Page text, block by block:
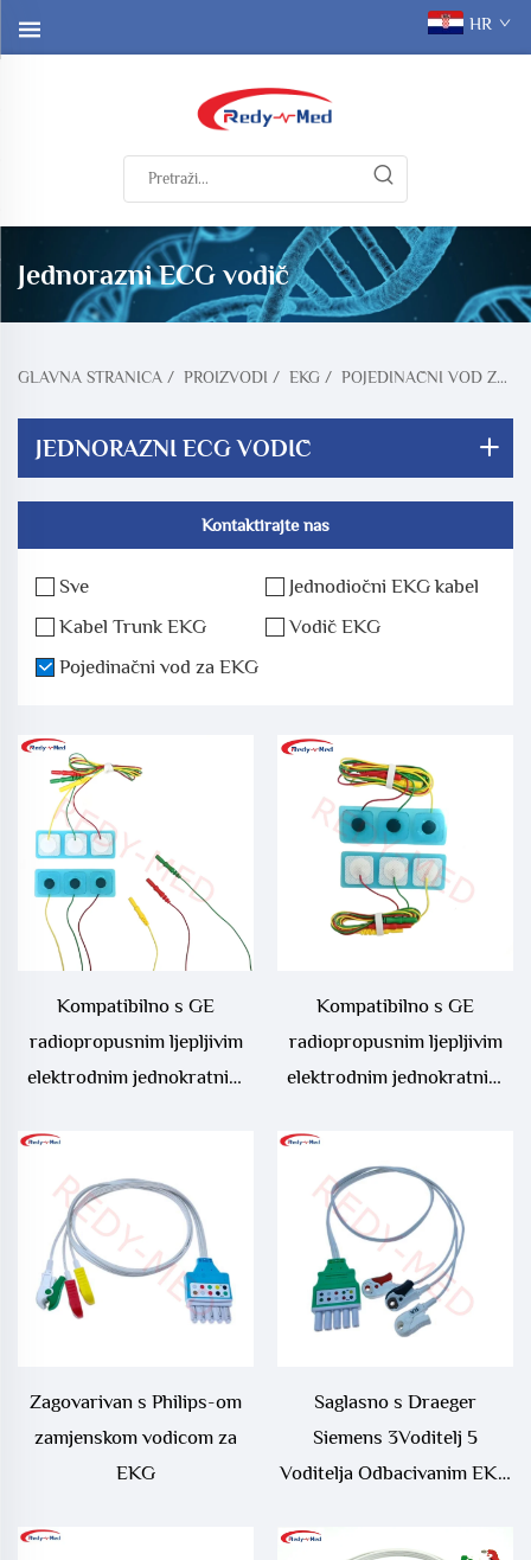
HR
Jednorazni ECG vodič
GLAVNA STRANICA / PROIZVODI / EKG / POJEDINAČNI VOD ZA EKG
JEDNORAZNI ECG VODIČ
Kontaktirajte nas
Sve
Jednodiočni EKG kabel
Kabel Trunk EKG
Vodič EKG
Pojedinačni vod za EKG
Kompatibilno s GE
radiopropusnim ljepljivim
elektrodnim jednokratnim
odrasla EKG elektroda
Kompatibilno s GE
radiopropusnim ljepljivim
elektrodnim jednokratnim
neonatalna EKG elektroda
Zagovarivan s Philips-om
zamjenskom vodicom za
EKG
Saglasno s Draeger
Siemens 3Voditelj 5
Voditelja Odbacivanim EKG